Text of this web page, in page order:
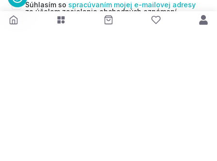
Súhlasím so spracúvaním mojej e-mailovej adresy
za účelom zasielania obchodných oznámení
(newsletterov) v súlade s čl. 6 ods. 1 písm. a)
Nariadenia GDPR. Svoj súhlas môžem kedykoľvek